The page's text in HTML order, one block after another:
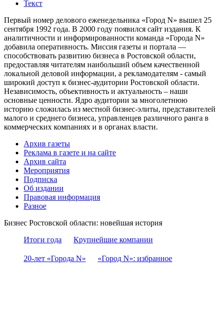
Текст
Первый номер делового еженедельника «Город N» вышел 25
сентября 1992 года. В 2000 году появился сайт издания. К
аналитичности и информированности команда «Города N»
добавила оперативность. Миссия газеты и портала —
способствовать развитию бизнеса в Ростовской области,
предоставляя читателям наибольший объем качественной
локальной деловой информации, а рекламодателям - самый
широкий доступ к бизнес-аудитории Ростовской области.
Независимость, объективность и актуальность – наши
основные ценности. Ядро аудитории за многолетнюю
историю сложилась из местной бизнес-элиты, представителей
малого и среднего бизнеса, управленцев различного ранга в
коммерческих компаниях и в органах власти.
Архив газеты
Реклама в газете и на сайте
Архив сайта
Мероприятия
Подписка
Об издании
Правовая информация
Разное
Бизнес Ростовской области: новейшая история
Итоги года
Крупнейшие компании
20-лет «Города N» «Город N»: избранное